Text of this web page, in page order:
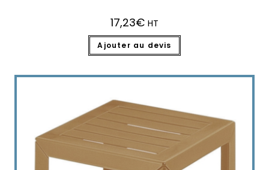
17,23€ HT
Ajouter au devis